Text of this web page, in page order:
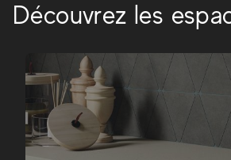
Découvrez les